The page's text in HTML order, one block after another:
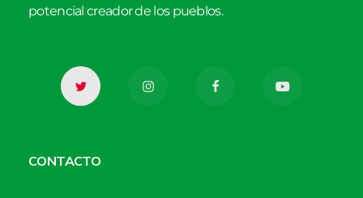
potencial creador de los pueblos.
CONTACTO